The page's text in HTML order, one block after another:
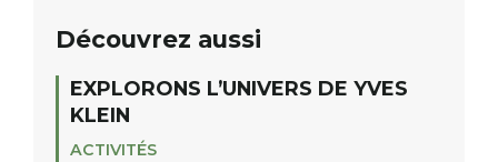
Découvrez aussi
EXPLORONS L’UNIVERS DE YVES
KLEIN
ACTIVITÉS